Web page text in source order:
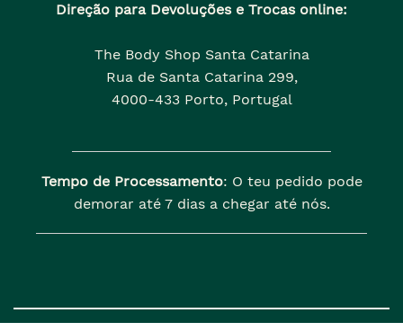
Direção para Devoluções e Trocas online:
The Body Shop Santa Catarina
Rua de Santa Catarina 299,
4000-433 Porto, Portugal
Tempo de Processamento: O teu pedido pode
demorar até 7 dias a chegar até nós.